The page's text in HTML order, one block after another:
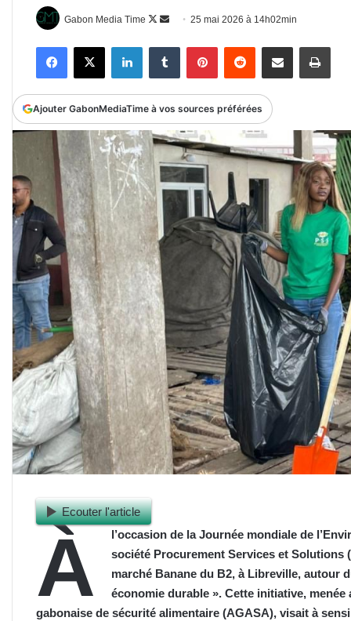
Gabon Media Time
Follow
X
Envoyer
courriel
25 mai 2026 à 14h02min
FacebookX LinkedinTumblr PinterestReddit Partager par email
Ajouter GabonMediaTime à vos sources préférées
Ecouter l'article
À
l’occasion de la Journée mondiale de
société Procurement Services et Solutions
marché Banane du B2, à Libreville, autour
économie durable ». Cette initiative, menée
gabonaise de sécurité alimentaire (AGASA), visait à